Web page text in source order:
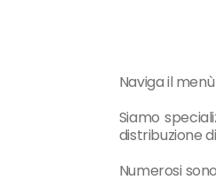
Naviga il
Siamo
distribuzione
Numerosi